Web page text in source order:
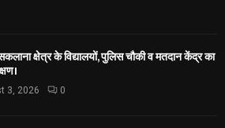
क्षेत्र के विद्यालयों, पुलिस चौकी व मतदान केंद्र का
3, 2026 0